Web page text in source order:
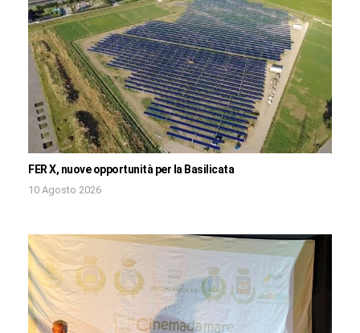
FER X, nuove opportunità per la Basilicata
10 Agosto 2026